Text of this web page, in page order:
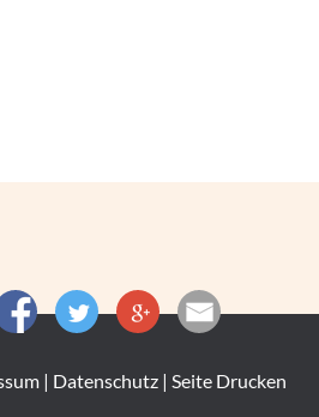
| Datenschutz| Seite Drucken